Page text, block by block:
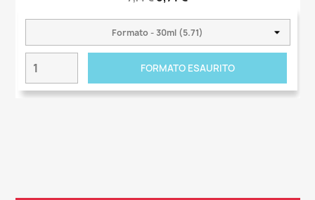
FORMATO ESAURITO